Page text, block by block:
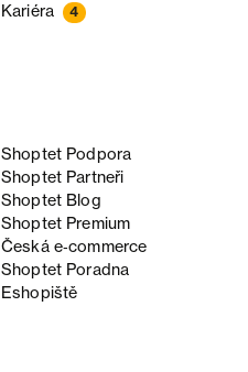
Kariéra 4
Shoptet Podpora
Shoptet Partneři
Shoptet Blog
Shoptet Premium
Česká e‑commerce
Shoptet Poradna
Eshopiště